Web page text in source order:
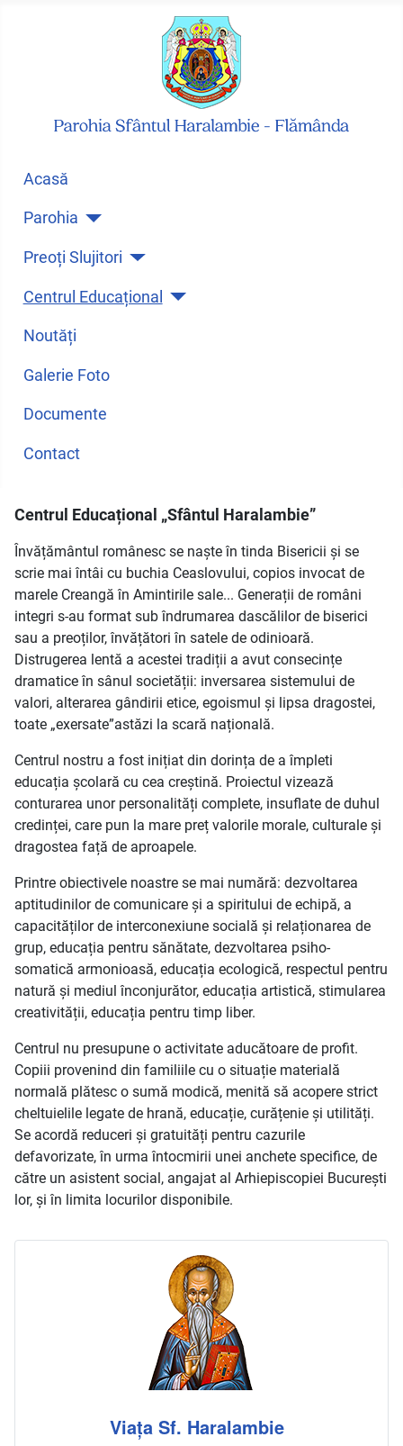
Acasă
Parohia
Preoți Slujitori
Centrul Educațional
Noutăți
Galerie Foto
Documente
Contact
Viața Sf. Haralambie
Centrul Educațional „Sfântul Haralambie”
Învățământul românesc se naște în tinda Bisericii și se
scrie mai întâi cu buchia Ceaslovului, copios invocat de
marele Creangă în Amintirile sale... Generații de români
integri s-au format sub îndrumarea dascălilor de biserici
sau a preoților, învățători în satele de odinioară.
Distrugerea lentă a acestei tradiții a avut consecințe
dramatice în sânul societății: inversarea sistemului de
valori, alterarea gândirii etice, egoismul și lipsa dragostei,
toate „exersate”astăzi la scară națională.
Centrul nostru a fost inițiat din dorința de a împleti
educația școlară cu cea creștină. Proiectul vizează
conturarea unor personalități complete, insuflate de duhul
credinței, care pun la mare preț valorile morale, culturale și
dragostea față de aproapele.
Printre obiectivele noastre se mai numără: dezvoltarea
aptitudinilor de comunicare și a spiritului de echipă, a
capacităților de interconexiune socială și relaționarea de
grup, educația pentru sănătate, dezvoltarea psiho-
somatică armonioasă, educația ecologică, respectul pentru
natură și mediul înconjurător, educația artistică, stimularea
creativității, educația pentru timp liber.
Centrul nu presupune o activitate aducătoare de profit.
Copiii provenind din familiile cu o situație materială
normală plătesc o sumă modică, menită să acopere strict
cheltuielile legate de hrană, educație, curățenie și utilități.
Se acordă reduceri și gratuități pentru cazurile
defavorizate, în urma întocmirii unei anchete specifice, de
către un asistent social, angajat al Arhiepiscopiei București
lor, și în limita locurilor disponibile.